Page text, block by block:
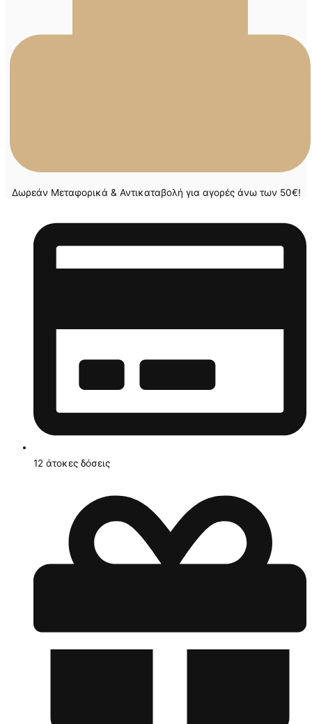
Δωρεάν Μεταφορικά & Αντικαταβολή για αγορές άνω των 50€!
12 άτοκες δόσεις